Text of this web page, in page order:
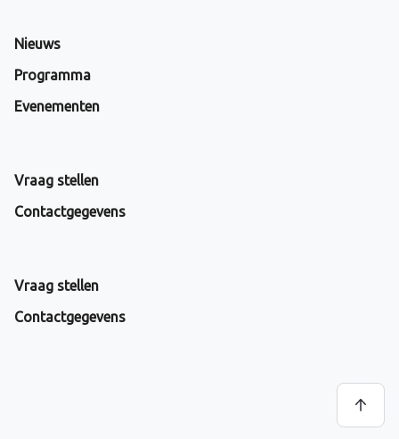
Nieuws
Programma
Evenementen
Vraag stellen
Contactgegevens
Vraag stellen
Contactgegevens